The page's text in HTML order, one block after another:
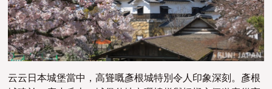
云云日本城堡當中，高聳嘅彥根城特別令人印象深刻。彥根